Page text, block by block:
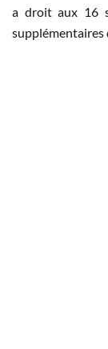
a droit aux 16
supplémentaires